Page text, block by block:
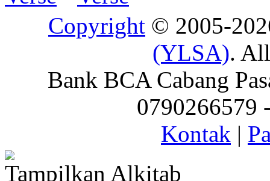
Copyright © 2005-
(YLSA).
Bank BCA Cabang
0790266579
Kontak |
Tampilkan Alkitab